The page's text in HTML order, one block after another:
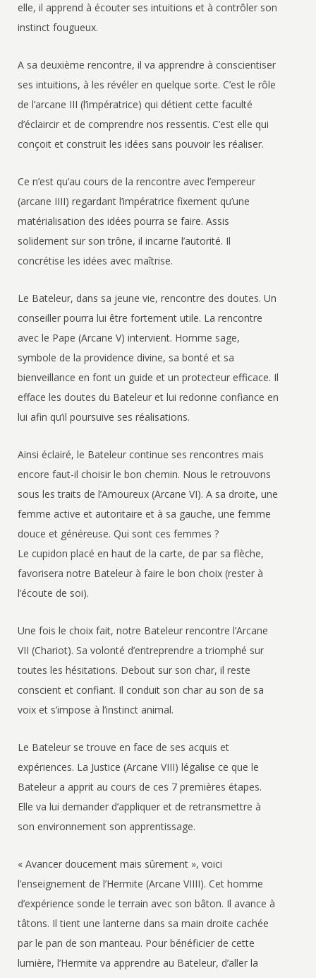
elle, il apprend à écouter ses intuitions et à contrôler son
instinct fougueux.
A sa deuxième rencontre, il va apprendre à conscientiser
ses intuitions, à les révéler en quelque sorte. C’est le rôle
de l’arcane III (l’impératrice) qui détient cette faculté
d’éclaircir et de comprendre nos ressentis. C’est elle qui
conçoit et construit les idées sans pouvoir les réaliser.
Ce n’est qu’au cours de la rencontre avec l’empereur
(arcane IIII) regardant l’impératrice fixement qu’une
matérialisation des idées pourra se faire. Assis
solidement sur son trône, il incarne l’autorité. Il
concrétise les idées avec maîtrise.
Le Bateleur, dans sa jeune vie, rencontre des doutes. Un
conseiller pourra lui être fortement utile. La rencontre
avec le Pape (Arcane V) intervient. Homme sage,
symbole de la providence divine, sa bonté et sa
bienveillance en font un guide et un protecteur efficace. Il
efface les doutes du Bateleur et lui redonne confiance en
lui afin qu’il poursuive ses réalisations.
Ainsi éclairé, le Bateleur continue ses rencontres mais
encore faut-il choisir le bon chemin. Nous le retrouvons
sous les traits de l’Amoureux (Arcane VI). A sa droite, une
femme active et autoritaire et à sa gauche, une femme
douce et généreuse. Qui sont ces femmes ?
Le cupidon placé en haut de la carte, de par sa flèche,
favorisera notre Bateleur à faire le bon choix (rester à
l’écoute de soi).
Une fois le choix fait, notre Bateleur rencontre l’Arcane
VII (Chariot). Sa volonté d’entreprendre a triomphé sur
toutes les hésitations. Debout sur son char, il reste
conscient et confiant. Il conduit son char au son de sa
voix et s’impose à l’instinct animal.
Le Bateleur se trouve en face de ses acquis et
expériences. La Justice (Arcane VIII) légalise ce que le
Bateleur a apprit au cours de ces 7 premières étapes.
Elle va lui demander d’appliquer et de retransmettre à
son environnement son apprentissage.
« Avancer doucement mais sûrement », voici
l’enseignement de l’Hermite (Arcane VIIII). Cet homme
d’expérience sonde le terrain avec son bâton. Il avance à
tâtons. Il tient une lanterne dans sa main droite cachée
par le pan de son manteau. Pour bénéficier de cette
lumière, l’Hermite va apprendre au Bateleur, d’aller la